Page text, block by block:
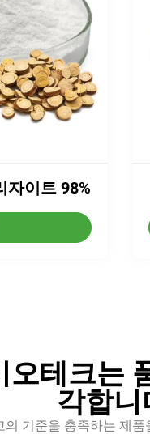
자이트 98%
오테크는
각합니
기준을 충족하는 제